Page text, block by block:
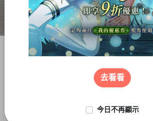
去看看
今日不再顯示
虛擬